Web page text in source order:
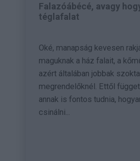
Falazóábécé, avagy
téglafalat
Oké, manapság kevesen
maguknak a ház falait, a
azért általában jobbak
megrendelőknél. Ettől
annak is fontos tudnia,
csinálni...